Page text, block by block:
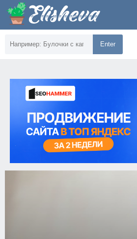
Enter